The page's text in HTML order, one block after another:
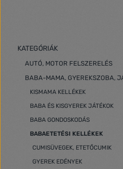
KATEGÓRIÁK
AUTÓ, MOTOR FELSZERELÉS
BABA-MAMA, GYEREKSZOBA,
KISMAMA KELLÉKEK
BABA ÉS KISGYEREK JÁTÉKOK
BABA GONDOSKODÁS
BABAETETÉSI KELLÉKEK
CUMISÜVEGEK, ETETŐCUMIK
GYEREK EDÉNYEK